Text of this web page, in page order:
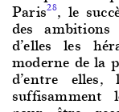
Paris28, le
des
d’elles les
moderne de la
d’entre elles,
suffisamment